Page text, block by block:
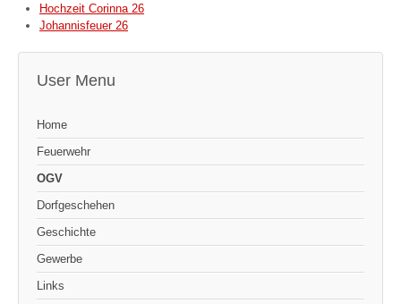
Hochzeit Corinna 26
Johannisfeuer 26
User Menu
Home
Feuerwehr
OGV
Dorfgeschehen
Geschichte
Gewerbe
Links